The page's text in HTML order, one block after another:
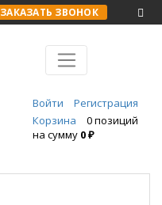
ЗАКАЗАТЬ ЗВОНОК
Войти
Регистрация
Корзина
0 позиций
на сумму 0 ₽